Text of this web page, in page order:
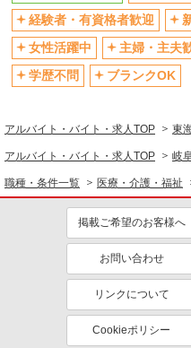
経験者・有資格者歓迎
女性活躍中
主婦・主夫
学歴不問
ブランクOK
アルバイト・バイト・求人TOP 東
アルバイト・バイト・求人TOP 岐
職種・条件一覧 医療・介護・福祉
掲載ご希望のお客様へ
お問い合わせ
リンクについて
Cookieポリシー